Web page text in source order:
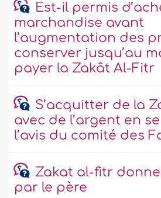
Est-il permis
marchandise avant
l’augmentation des
conserver jusqu’au
payer la Zakât Al-Fitr
S’acquitter de la
avec de l’argent en
l’avis du comité des
Zakat al-fitr
par le père